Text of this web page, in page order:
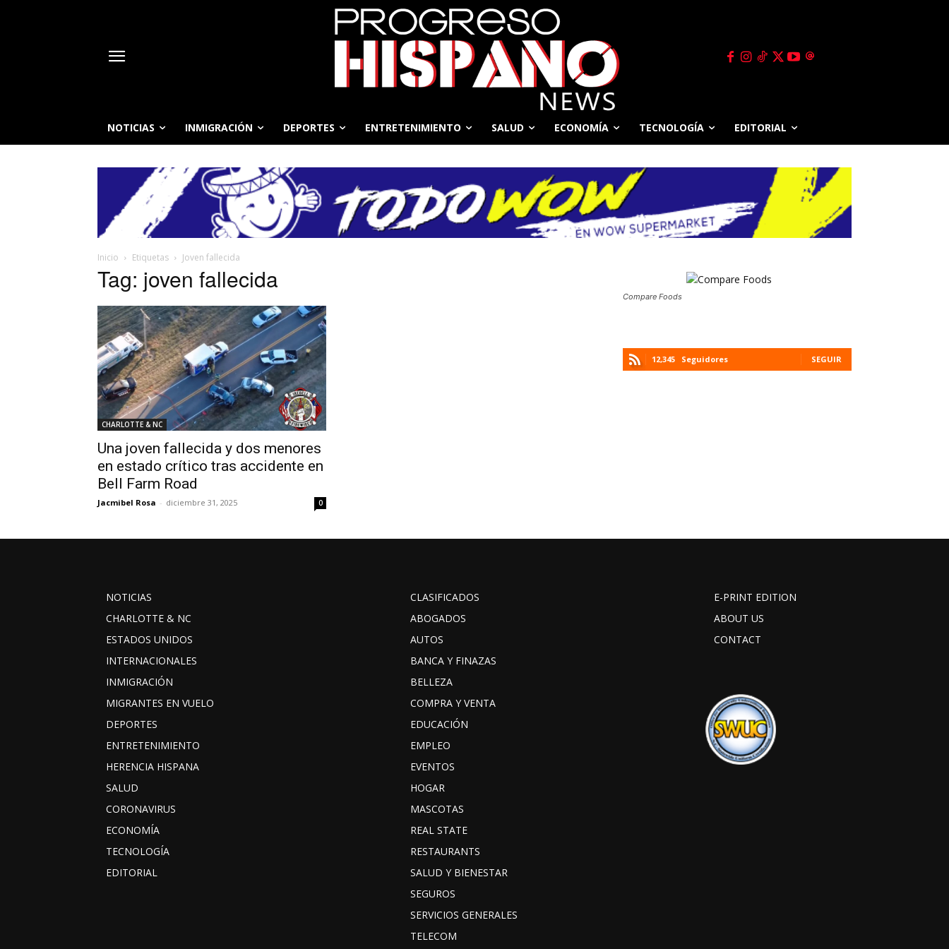
NOTICIAS INMIGRACIÓN DEPORTES ENTRETENIMIENTO SALUD ECONOMÍA TECNOLOGÍA EDITORIAL
Inicio Etiquetas Joven fallecida
Tag: joven fallecida
CHARLOTTE & NC
Una joven fallecida y dos menores
en estado crítico tras accidente en
Bell Farm Road
Jacmibel Rosa - diciembre 31, 2025 0
Compare Foods
12,345 Seguidores SEGUIR
NOTICIAS
CHARLOTTE & NC
ESTADOS UNIDOS
INTERNACIONALES
INMIGRACIÓN
MIGRANTES EN VUELO
DEPORTES
ENTRETENIMIENTO
HERENCIA HISPANA
SALUD
CORONAVIRUS
ECONOMÍA
TECNOLOGÍA
EDITORIAL
CLASIFICADOS
ABOGADOS
AUTOS
BANCA Y FINAZAS
BELLEZA
COMPRA Y VENTA
EDUCACIÓN
EMPLEO
EVENTOS
HOGAR
MASCOTAS
REAL STATE
RESTAURANTS
SALUD Y BIENESTAR
SEGUROS
SERVICIOS GENERALES
TELECOM
E-PRINT EDITION
ABOUT US
CONTACT